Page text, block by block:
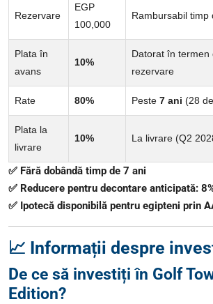
Rezervare
EGP
100,000
Rambursabil timp
Plata în
avans
10%
Datorat în termen
rezervare
Rate 80% Peste 7 ani (28
Plata la
livrare
10% La livrare (Q2
✅ Fără dobândă timp de 7 ani
✅ Reducere pentru decontare anticipată:
✅ Ipotecă disponibilă pentru egipteni prin
📈 Informații despre
De ce să investiți în Golf
Edition?